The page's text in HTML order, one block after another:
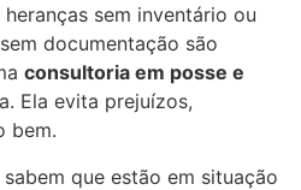
sem inventário ou
documentação são
consultoria em posse e
Ela evita prejuízos,
bem.
que estão em situação